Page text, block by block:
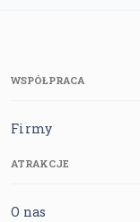
WSPÓŁPRACA
Firmy
ATRAKCJE
O nas